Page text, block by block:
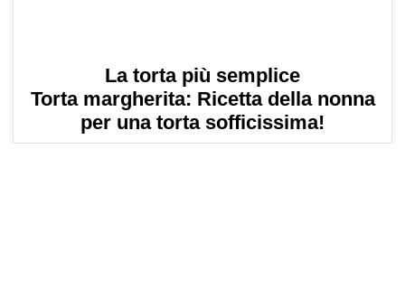
La torta più semplice
Torta margherita: Ricetta della nonna
per una torta sofficissima!